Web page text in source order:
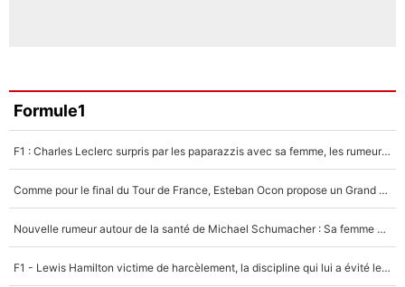
Formule1
F1 : Charles Leclerc surpris par les paparazzis avec sa femme, les rumeurs étaient vraies !
Comme pour le final du Tour de France, Esteban Ocon propose un Grand Prix de Formule 1 à Paris : «Autour de l’Arc de Triomphe, ce serait génial» !
Nouvelle rumeur autour de la santé de Michael Schumacher : Sa femme Corinna sort du silence
F1 - Lewis Hamilton victime de harcèlement, la discipline qui lui a évité le pire : «J'aurais probablement mal tourné»